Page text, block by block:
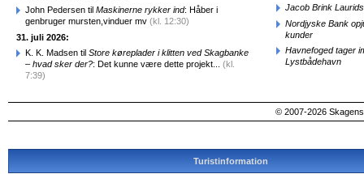
John Pedersen til Maskinerne rykker ind: Håber i
genbruger mursten,vinduer mv (kl. 12:30)
31. juli 2026:
K. K. Madsen til Store køreplader i klitten ved Skagbanke
– hvad sker der?: Det kunne være dette projekt... (kl.
7:39)
Jacob Brink
Nordjyske Bank
kunder
Havnefoged tager
Lystbådehavn
© 2007-2026
Turistinformation